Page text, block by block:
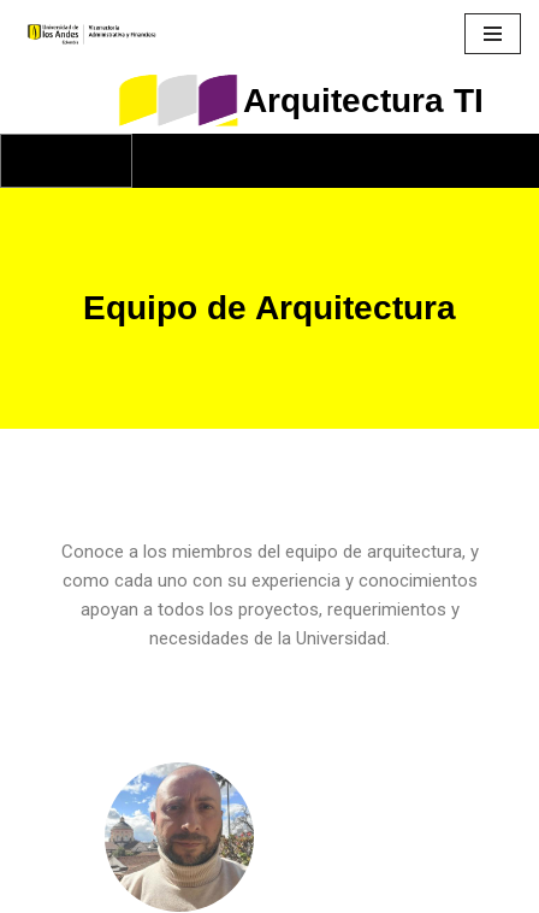
Arquitectura TI
Equipo de Arquitectura
Conoce a los miembros del equipo de arquitectura, y
como cada uno con su experiencia y conocimientos
apoyan a todos los proyectos, requerimientos y
necesidades de la Universidad.